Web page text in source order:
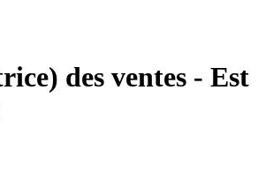
des ventes - Est